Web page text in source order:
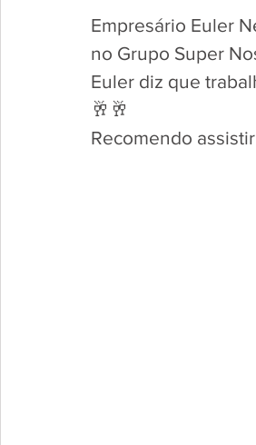
Empresário Euler
no Grupo Super
Euler diz que
🥂🥂
Recomendo